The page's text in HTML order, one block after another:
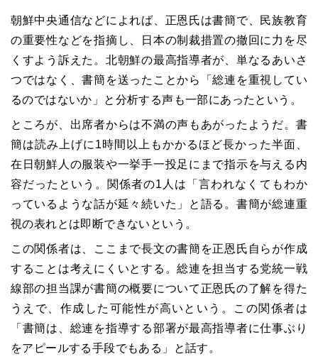
朝鮮中央通信などによれば、正恩氏は書簡で、民族教育
の重要性などを指摘し、日本の制裁措置の撤回に力を尽
くすよう訴えた。北朝鮮の最高指導者が、単なるあいさ
つではなく、書簡を送ったことから「総連を重視してい
るのではないか」と分析する声も一部にあったという。
ところが、出席者からは不満の声もあがったようだ。書
簡は読み上げに1時間以上もかかるほど長かった半面、
在日朝鮮人の服装や一挙手一投足にまで指示を与える内
容だったという。関係者の1人は「言われなくてもわか
っているような話が延々続いた」と語る。書簡が総連重
視の表れとは即断できないという。
この関係者は、ここまで長文の書簡を正恩氏自らが作成
することは考えにくいとする。総連を担当する党統一戦
線部の担当課が書簡の概要について正恩氏の了解を得た
うえで、作成した可能性が高いという。この関係者は
「書簡は、総連を指導する部署が最高指導者に仕事ぶり
をアピールする手段でもある」と話す。